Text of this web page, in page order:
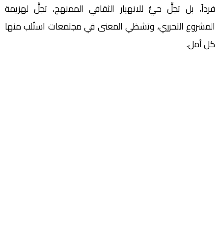
فرداً، بل تجلٍّ حيٌّ للانهيار الثقافي الممنهج، تجلٍّ لهزيمة
المشروع التحرري، وتشظي المعنى في مجتمعات استُلب منها
كل أمل.